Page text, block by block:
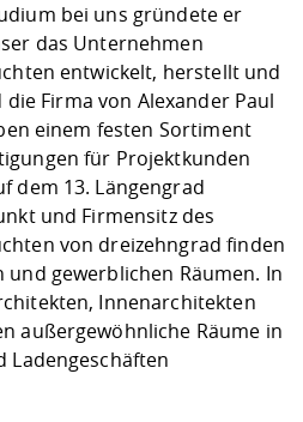
Digitales Lernen
Fremdsprachen
Jobs, Praktika,
Angebote der
Arbeit
Internationale
Förderverein
bei uns gründete er
das Unternehmen
entwickelt, herstellt und
Firma von Alexander Paul
einem festen Sortiment
für Projektkunden
dem 13. Längengrad
und Firmensitz des
von dreizehngrad finden
gewerblichen Räumen. In
Innenarchitekten
außergewöhnliche Räume in
Ladengeschäften